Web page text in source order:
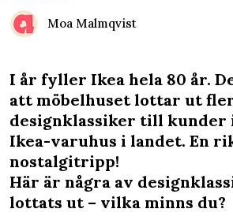
Moa Malmqvist
I år fyller Ikea hela 80 år.
att möbelhuset lottar ut
designklassiker till kunder
Ikea-varuhus i landet. En
nostalgitripp!
Här är några av
lottats ut – vilka minns du?